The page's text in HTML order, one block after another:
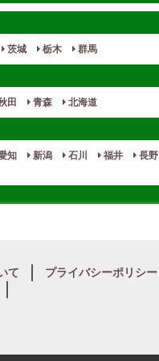
茨城 栃木 群馬
田 青森 北海道
知 新潟 石川 福井 長野
崎 熊本 鹿児島 沖縄
て プライバシーポリシー